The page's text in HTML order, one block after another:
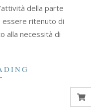
della parte
essere ritenuto di
alla necessità di